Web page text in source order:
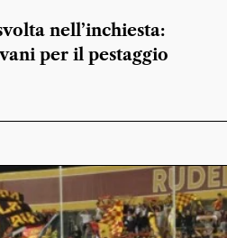
nell’inchiesta:
per il pestaggio